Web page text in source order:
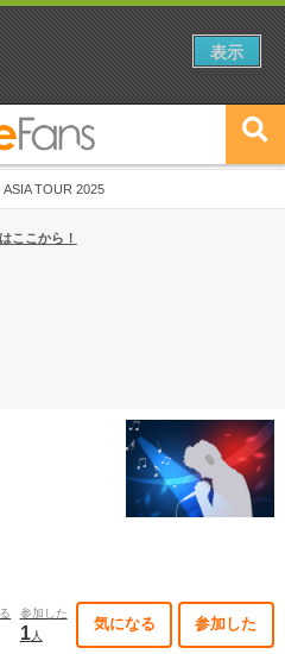
ASIA TOUR 2025
上半期編発表！
ここから！
参加した
1人
気になる 参加した
表示